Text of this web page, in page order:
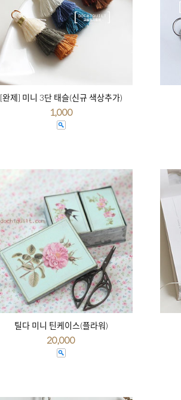
[완제] 미니 3단 태슬(신규 색상추가)
1,000
틸다 미니 틴케이스(플라워)
20,000